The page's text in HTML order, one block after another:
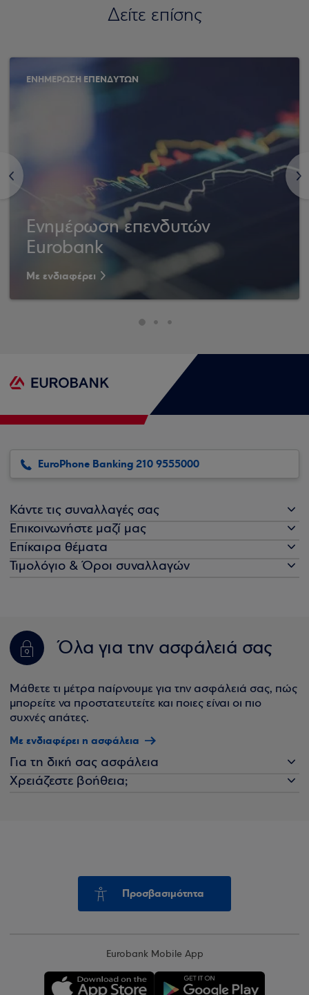
Δείτε επίσης
<
ΕΝΗΜΕΡΩΣΗ ΕΠΕΝΔΥΤΩΝ
Ενημέρωση επενδυτών
Eurobank
Με ενδιαφέρει
>
EuroPhone Banking 210 9555000
Κάντε τις συναλλαγές σας
Επικοινωνήστε μαζί μας
Επίκαιρα θέματα
Τιμολόγιο & Όροι συναλλαγών
Όλα για την ασφάλειά σας
Μάθετε τι μέτρα παίρνουμε για την ασφάλειά σας, πώς
μπορείτε να προστατευτείτε και ποιες είναι οι πιο
συχνές απάτες.
Με ενδιαφέρει η ασφάλεια
Για τη δική σας ασφάλεια
Χρειάζεστε βοήθεια;
Προσβασιμότητα
Eurobank Mobile App